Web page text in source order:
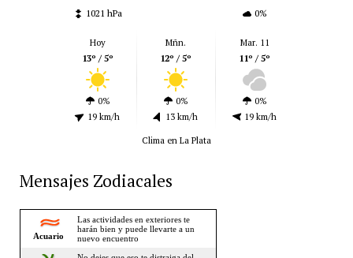
1021 hPa
0%
Hoy
13º / 5º
0%
19 km/h
Mñn.
12º / 5º
0%
13 km/h
Mar. 11
11º / 5º
0%
19 km/h
Clima en La Plata
Mensajes Zodiacales